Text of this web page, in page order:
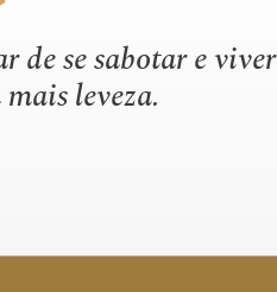
de se sabotar e viver
leveza.